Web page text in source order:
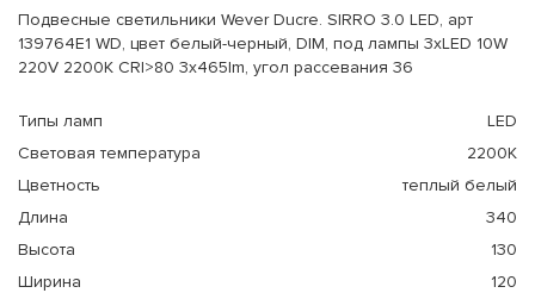
Подвесные светильники Wever Ducre. SIRRO 3.0 LED, арт
139764E1 WD, цвет белый-черный, DIM, под лампы 3xLED 10W
220V 2200K CRI>80 3x465lm, угол рассевания 36
Типы ламп
LED
Световая температура
2200K
Цветность
теплый белый
Длина
340
Высота
130
Ширина
120